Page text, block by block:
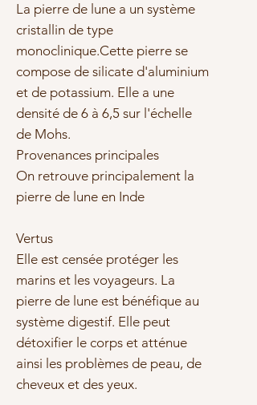
La pierre de lune a un système
cristallin de type
monoclinique.Cette pierre se
compose de silicate d'aluminium
et de potassium. Elle a une
densité de 6 à 6,5 sur l'échelle
de Mohs.
Provenances principales
On retrouve principalement la
pierre de lune en Inde
Vertus
Elle est censée protéger les
marins et les voyageurs. La
pierre de lune est bénéfique au
système digestif. Elle peut
détoxifier le corps et atténue
ainsi les problèmes de peau, de
cheveux et des yeux.